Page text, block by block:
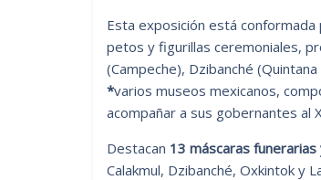
Esta exposición está conformada
petos y figurillas ceremoniales,
(Campeche), Dzibanché
*varios museos mexicanos,
acompañar a sus gobernantes al
Destacan 13 máscaras
Calakmul, Dzibanché, Oxkintok y